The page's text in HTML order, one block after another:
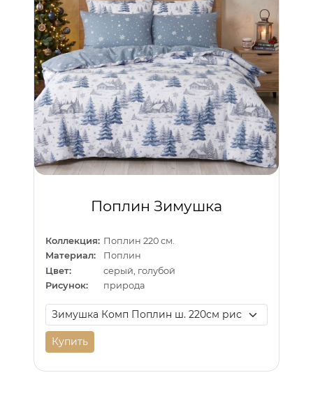
Поплин Зимушка
Коллекция: Поплин 220 см.
Материал:
Поплин
Цвет:
серый, голубой
Рисунок:
природа
Купить